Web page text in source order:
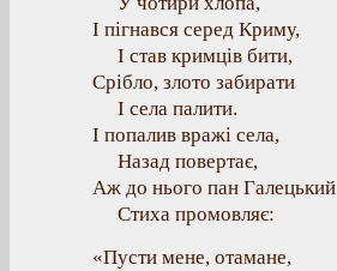
І пігнався серед Криму,
І став кримців бити,
Срібло, злото забирати
І села палити.
І попалив вражі села,
Назад повертає,
Аж до нього пан Галецький
Стиха промовляє:
«Пусти мене, отамане,